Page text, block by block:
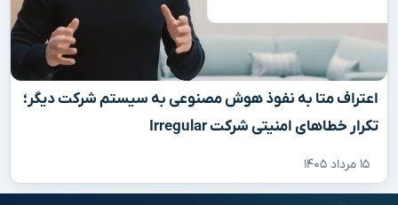
اعتراف متا به نفوذ هوش مصنوعی به سیستم شرکت دیگر؛
تکرار خطاهای امنیتی شرکت Irregular
۱۵ مرداد ۱۴۰۵